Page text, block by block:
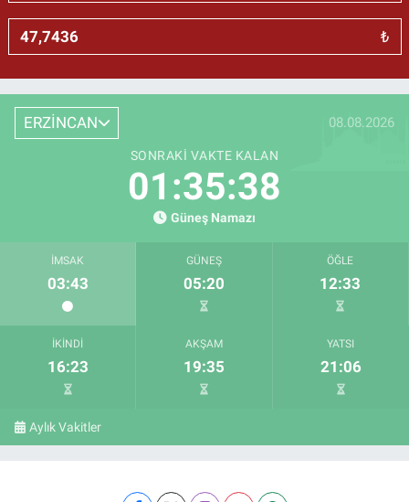
₺
ERZİNCAN 08.08.2026
SONRAKI VAKTE KALAN
01:35:37
Güneş Namazı
İMSAK
03:43
GÜNEŞ
05:20
ÖĞLE
12:33
İKINDI
16:23
AKŞAM
19:35
YATSI
21:06
Aylık Vakitler